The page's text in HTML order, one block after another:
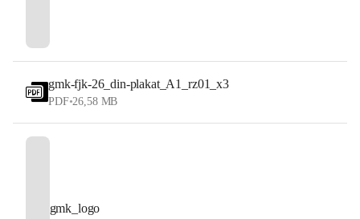
gmk-fjk-26_din-plakat_A1_rz01_x3
PDF•26,58 MB
gmk_logo